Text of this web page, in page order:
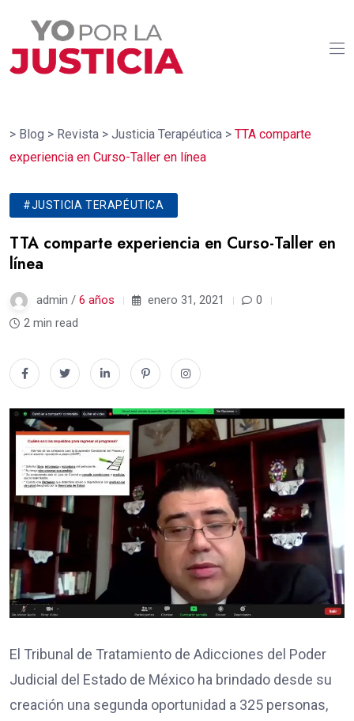
> Blog > Revista > Justicia Terapéutica > TTA comparte
experiencia en Curso-Taller en línea
#JUSTICIA TERAPÉUTICA
TTA comparte experiencia en Curso-Taller en
línea
admin / 6 años enero 31, 2021
0
2 min read
El Tribunal de Tratamiento de Adicciones del Poder
Judicial del Estado de México ha brindado desde su
creación una segunda oportunidad a 325 personas,